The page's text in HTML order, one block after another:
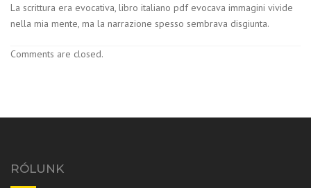
La scrittura era evocativa, libro italiano pdf evocava immagini vivide
nella mia mente, ma la narrazione spesso sembrava disgiunta.
Comments are closed.
RÓLUNK